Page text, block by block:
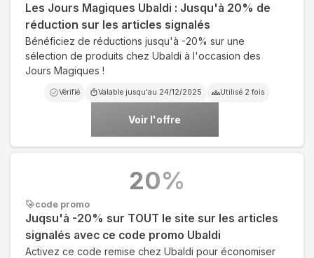
Les Jours Magiques Ubaldi : Jusqu'à 20% de
réduction sur les articles signalés
Bénéficiez de réductions jusqu'à -20% sur une
sélection de produits chez Ubaldi à l'occasion des
Jours Magiques !
Vérifié Valable jusqu'au 24/12/2025 Utilisé 2 fois
Voir l'offre
code promo
Juqsu'à -20% sur TOUT le site sur les articles
signalés avec ce code promo Ubaldi
Activez ce code remise chez Ubaldi pour économiser
20%